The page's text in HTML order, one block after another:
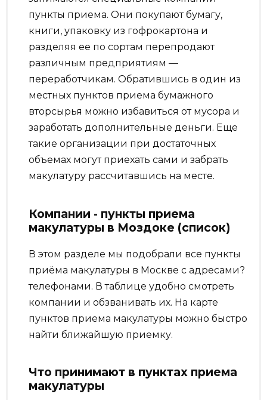
пункты приема. Они покупают бумагу,
книги, упаковку из гофрокартона и
разделяя ее по сортам перепродают
различным предприятиям —
переработчикам. Обратившись в один из
местных пунктов приема бумажного
вторсырья можно избавиться от мусора и
заработать дополнительные деньги. Еще
такие организации при достаточных
объемах могут приехать сами и забрать
макулатуру рассчитавшись на месте.
Компании - пункты приема
макулатуры в Моздоке (список)
В этом разделе мы подобрали все пункты
приёма макулатуры в Москве с адресами?
телефонами. В таблице удобно смотреть
компании и обзванивать их. На карте
пунктов приема макулатуры можно быстро
найти ближайшую приемку.
Что принимают в пунктах приема
макулатуры